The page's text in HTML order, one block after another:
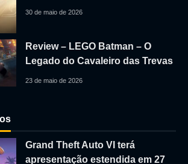
30 de maio de 2026
Review – LEGO Batman – O
Legado do Cavaleiro das Trevas
23 de maio de 2026
Grand Theft Auto VI terá
apresentação estendida em 27